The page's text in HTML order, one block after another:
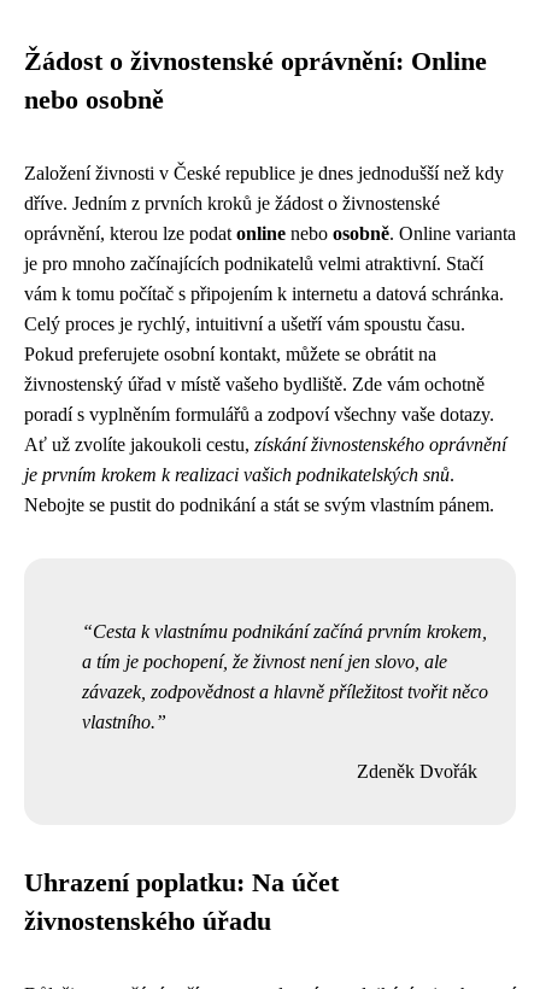
Žádost o živnostenské oprávnění: Online
nebo osobně
Založení živnosti v České republice je dnes jednodušší než kdy
dříve. Jedním z prvních kroků je žádost o živnostenské
oprávnění, kterou lze podat online nebo osobně. Online varianta
je pro mnoho začínajících podnikatelů velmi atraktivní. Stačí
vám k tomu počítač s připojením k internetu a datová schránka.
Celý proces je rychlý, intuitivní a ušetří vám spoustu času.
Pokud preferujete osobní kontakt, můžete se obrátit na
živnostenský úřad v místě vašeho bydliště. Zde vám ochotně
poradí s vyplněním formulářů a zodpoví všechny vaše dotazy.
Ať už zvolíte jakoukoli cestu, získání živnostenského oprávnění
je prvním krokem k realizaci vašich podnikatelských snů.
Nebojte se pustit do podnikání a stát se svým vlastním pánem.
Cesta k vlastnímu podnikání začíná prvním krokem,
a tím je pochopení, že živnost není jen slovo, ale
závazek, zodpovědnost a hlavně příležitost tvořit něco
vlastního.
Zdeněk Dvořák
Uhrazení poplatku: Na účet
živnostenského úřadu